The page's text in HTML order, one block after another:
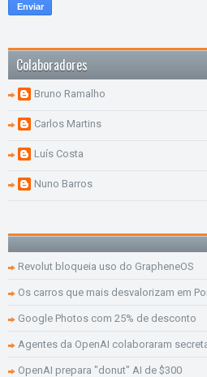
Colaboradores
Bruno Ramalho
Carlos Martins
Luís Costa
Nuno Barros
Revolut bloqueia uso do GrapheneOS
Os carros que mais desvalorizam em
Google Photos com 25% de desconto
Agentes da OpenAI colaboraram
OpenAI prepara "donut" AI de $300